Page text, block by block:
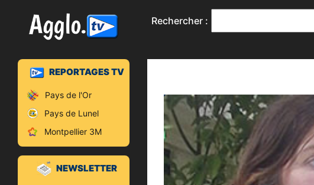
Rechercher :
REPORTAGES TV
Pays de l'Or
Pays de Lunel
Montpellier 3M
NEWSLETTER